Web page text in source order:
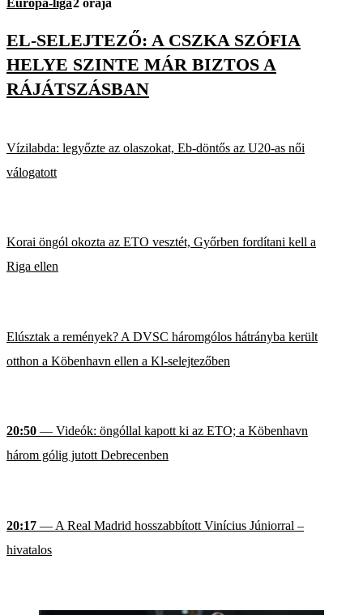
Európa-liga2 órája
EL-SELEJTEZŐ: A CSZKA SZÓFIA
HELYE SZINTE MÁR BIZTOS A
RÁJÁTSZÁSBAN
Vízilabda: legyőzte az olaszokat, Eb-döntős az U20-as női
válogatott
Korai öngól okozta az ETO vesztét, Győrben fordítani kell a
Riga ellen
Elúsztak a remények? A DVSC háromgólos hátrányba került
otthon a Köbenhavn ellen a Kl-selejtezőben
20:50 — Videók: öngóllal kapott ki az ETO; a Köbenhavn
három gólig jutott Debrecenben
20:17 — A Real Madrid hosszabbított Vinícius Júniorral –
hivatalos